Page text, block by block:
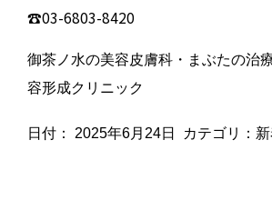
☎03-6803-8420
御茶ノ水の美容皮膚科・まぶたの治
容形成クリニック
日付： 2025年6月24日 カテゴリ：